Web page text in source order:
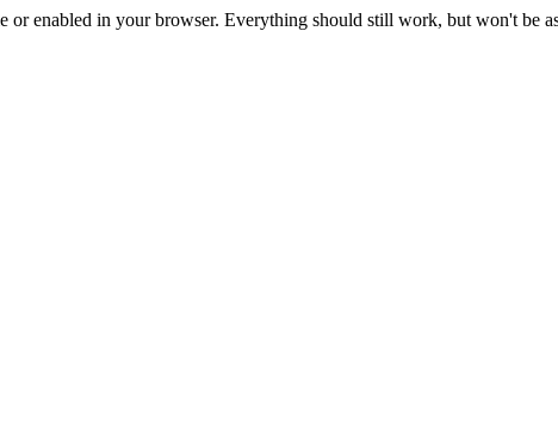
or enabled in your browser. Everything should still work, but won't be